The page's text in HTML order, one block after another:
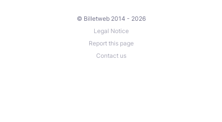
© Billetweb 2014 - 2026
Legal Notice
Report this page
Contact us